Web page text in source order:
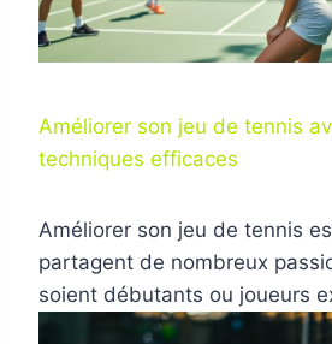
Améliorer son jeu de tennis
techniques efficaces
Améliorer son jeu de tennis
partagent de nombreux
soient débutants ou joueurs